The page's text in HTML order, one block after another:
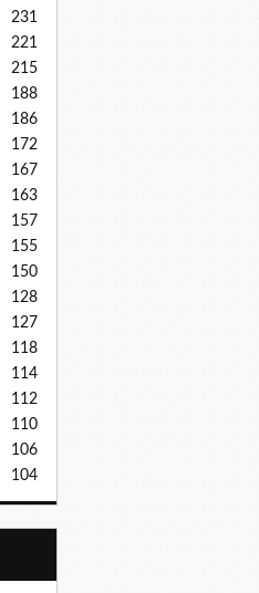
231
221
215
188
186
172
167
163
157
155
150
128
127
118
114
112
110
106
104